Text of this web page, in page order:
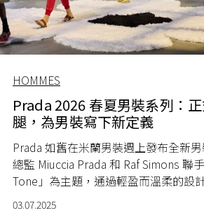
HOMMES
Prada 2026 春夏男裝系列：
腿，為男裝寫下新定義
Prada 如舊在米蘭男裝週上發布全新
總監 Miuccia Prada 和 Raf Simons 聯
Tone」為主題，通過輕盈而溫柔的設
03.07.2025